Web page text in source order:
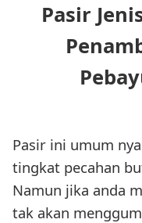
Pasir
Pasir ini umum
tingkat pecahan
Namun jika anda
tak akan